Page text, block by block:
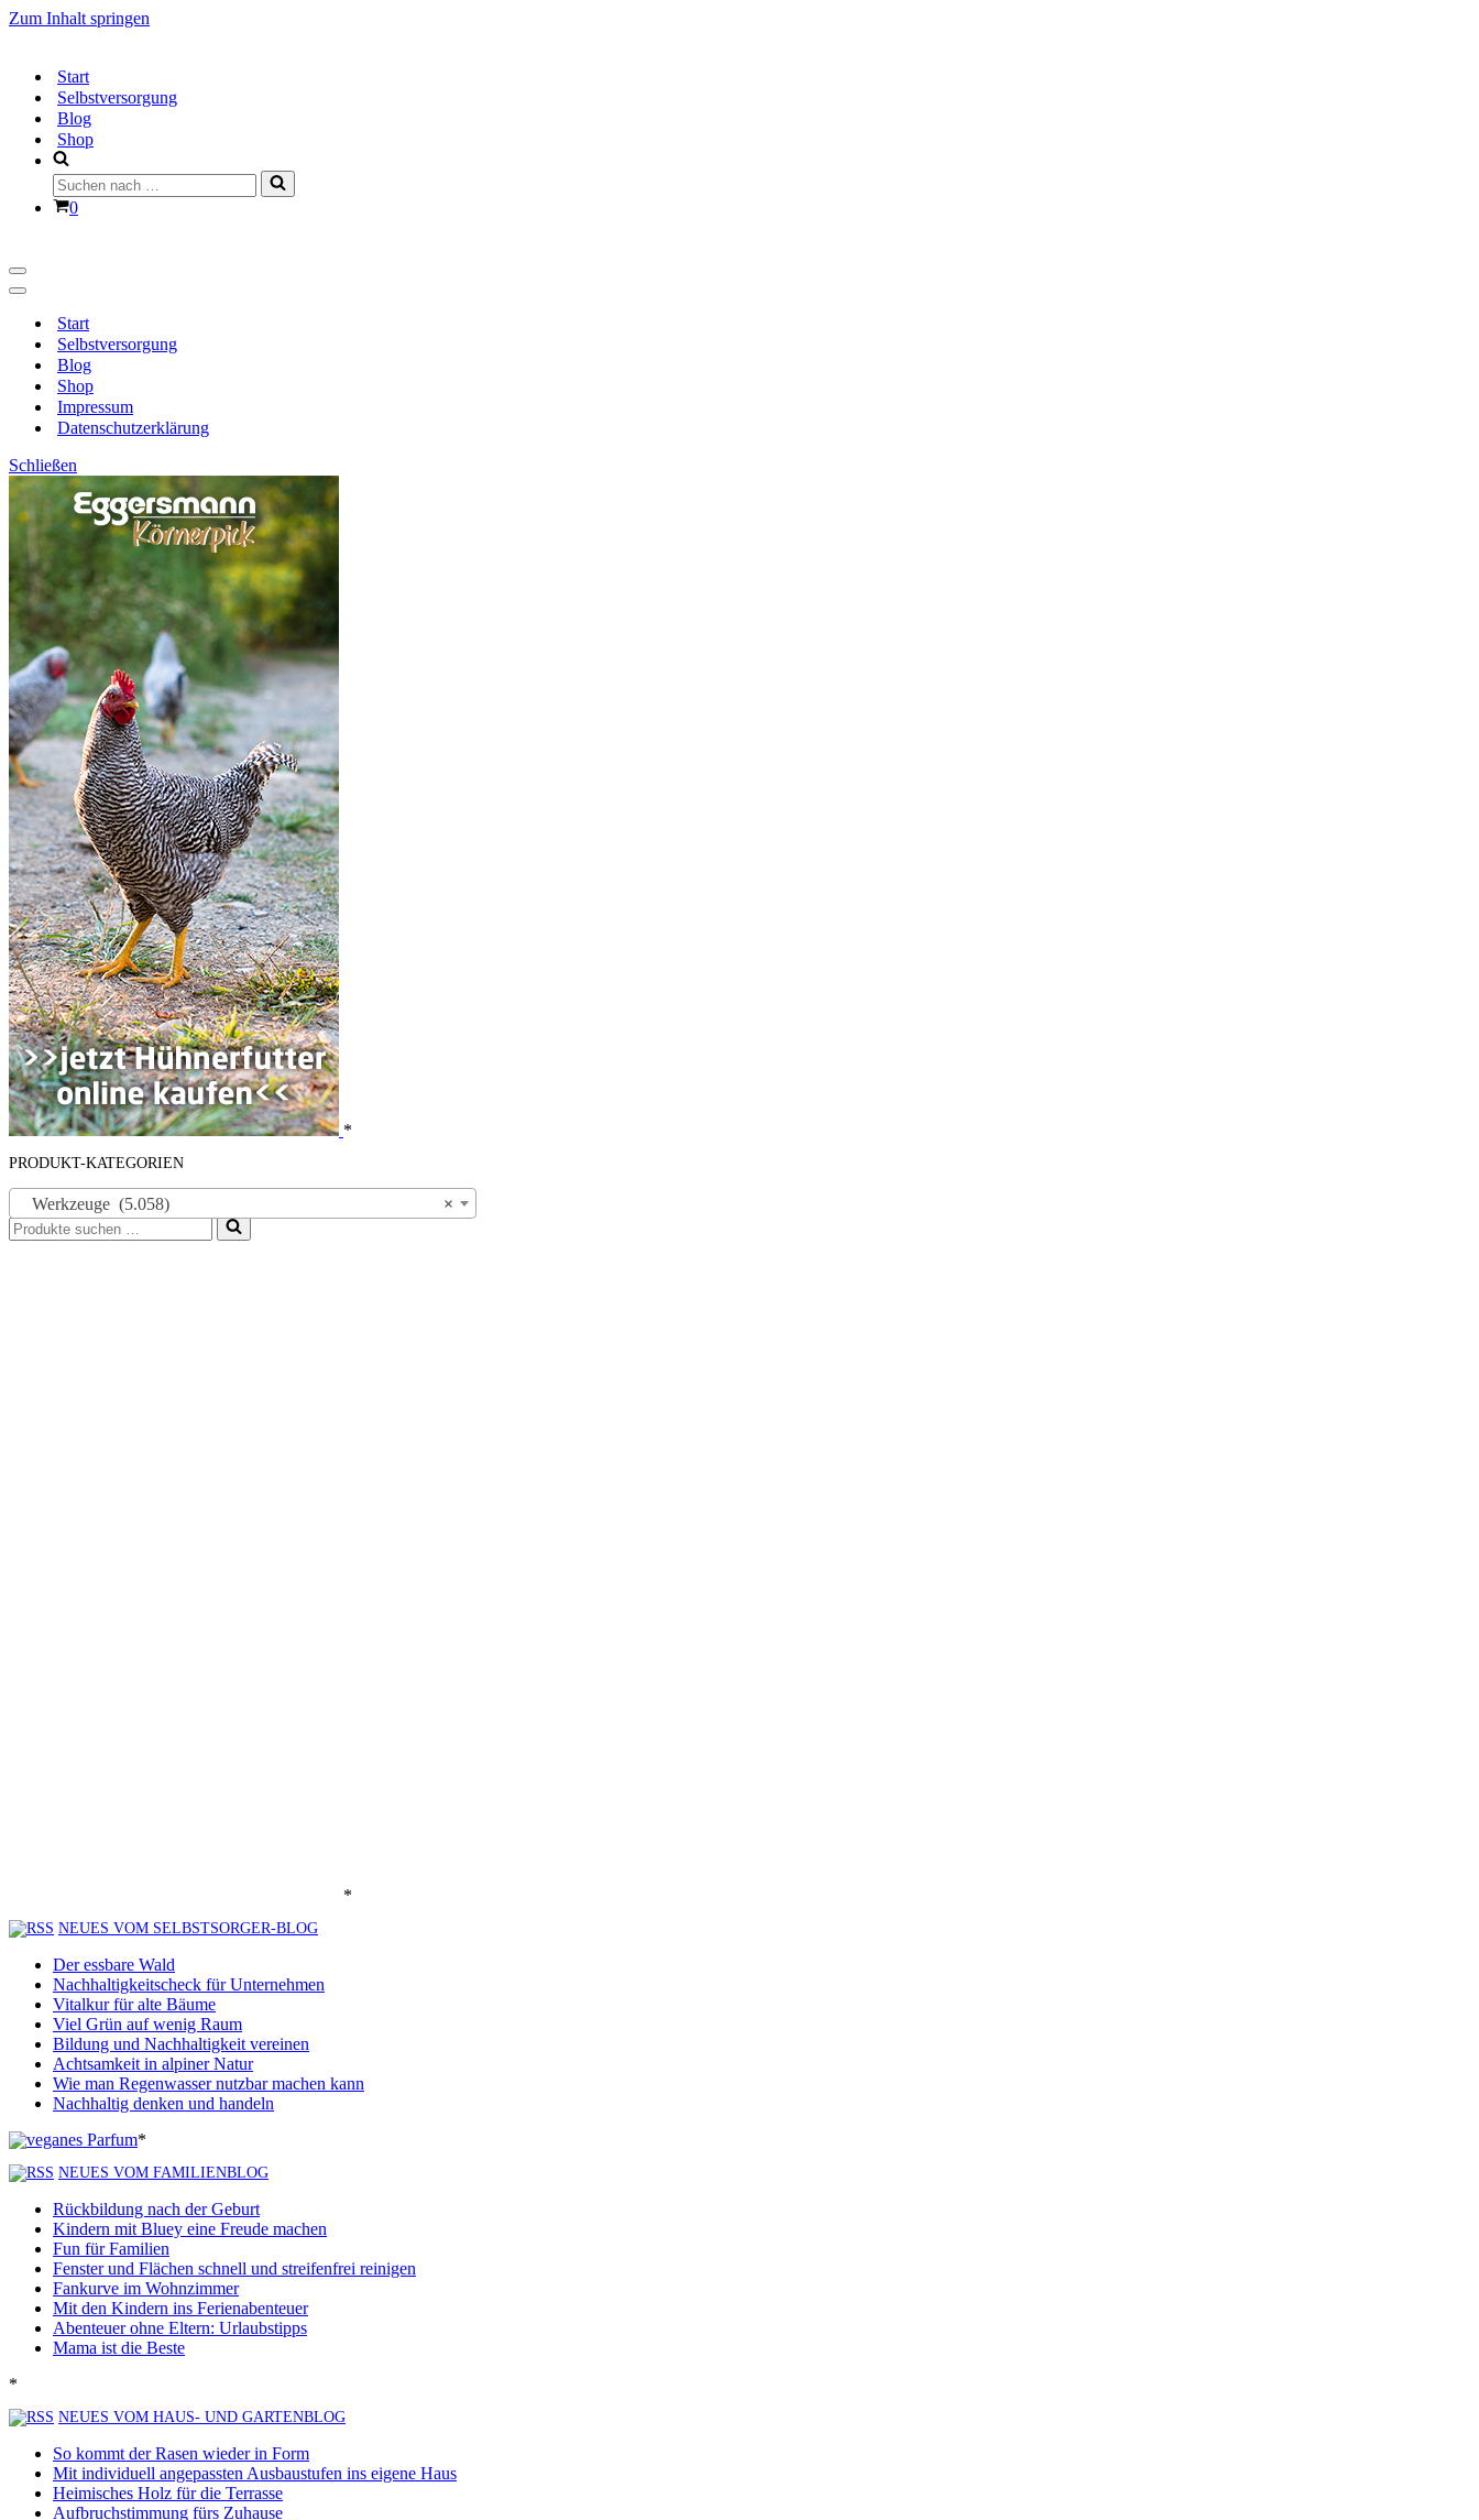
Zum Inhalt springen
Start
Selbstversorgung
Blog
Shop
Suchen
nach …
Warenkorb
0
Navigationsmenü
Navigationsmenü
Start
Selbstversorgung
Blog
Shop
Impressum
Datenschutzerklärung
Schließen
*
PRODUKT-KATEGORIEN
×
Werkzeuge (5.058)
Suchen
nach …
*
NEUES VOM SELBSTSORGER-BLOG
Der essbare Wald
Nachhaltigkeitscheck für Unternehmen
Vitalkur für alte Bäume
Viel Grün auf wenig Raum
Bildung und Nachhaltigkeit vereinen
Achtsamkeit in alpiner Natur
Wie man Regenwasser nutzbar machen kann
Nachhaltig denken und handeln
*
NEUES VOM FAMILIENBLOG
Rückbildung nach der Geburt
Kindern mit Bluey eine Freude machen
Fun für Familien
Fenster und Flächen schnell und streifenfrei reinigen
Fankurve im Wohnzimmer
Mit den Kindern ins Ferienabenteuer
Abenteuer ohne Eltern: Urlaubstipps
Mama ist die Beste
*
NEUES VOM HAUS- UND GARTENBLOG
So kommt der Rasen wieder in Form
Mit individuell angepassten Ausbaustufen ins eigene Haus
Heimisches Holz für die Terrasse
Aufbruchstimmung fürs Zuhause